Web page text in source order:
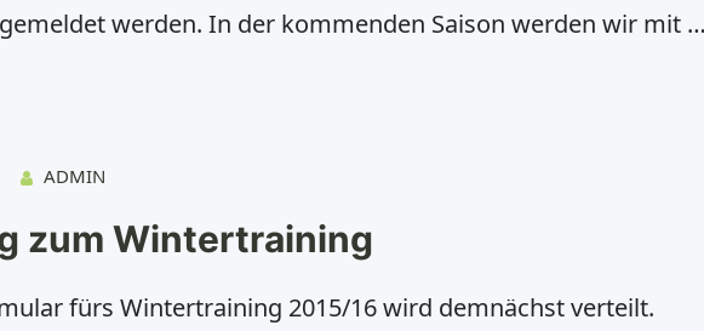
werden. In der kommenden Saison werden wir mit 5
nach ihrem Aufstieg im letzten Winter jetzt in
ADMIN
zum Wintertraining
fürs Wintertraining 2015/16 wird demnächst verteilt.